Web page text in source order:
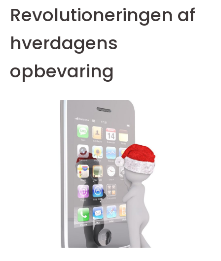
Revolutioneringen af
hverdagens
opbevaring